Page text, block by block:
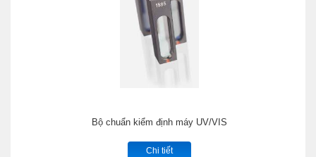
Bộ chuẩn kiểm định máy UV/VIS
Chi tiết